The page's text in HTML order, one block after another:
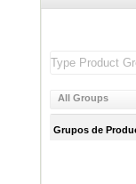
All Groups
Grupos de